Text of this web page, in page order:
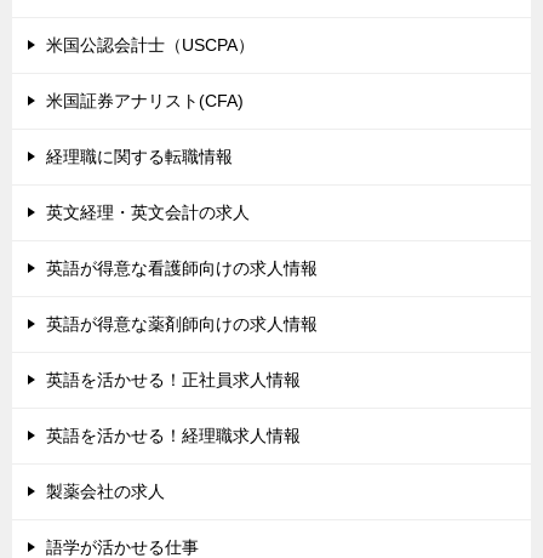
米国公認会計士（USCPA）
米国証券アナリスト(CFA)
経理職に関する転職情報
英文経理・英文会計の求人
英語が得意な看護師向けの求人情報
英語が得意な薬剤師向けの求人情報
英語を活かせる！正社員求人情報
英語を活かせる！経理職求人情報
製薬会社の求人
語学が活かせる仕事